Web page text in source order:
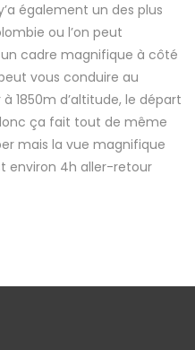
également un des plus
ou l’on peut
cadre magnifique à côté
vous conduire au
1850m d’altitude, le départ
ça fait tout de même
mais la vue magnifique
environ 4h aller-retour